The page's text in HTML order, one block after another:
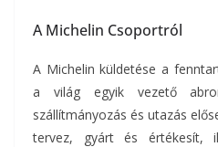
A Michelin Csoportról
A Michelin küldetése a
a világ egyik vezető
szállítmányozás és utazás
tervez, gyárt és értékesít,